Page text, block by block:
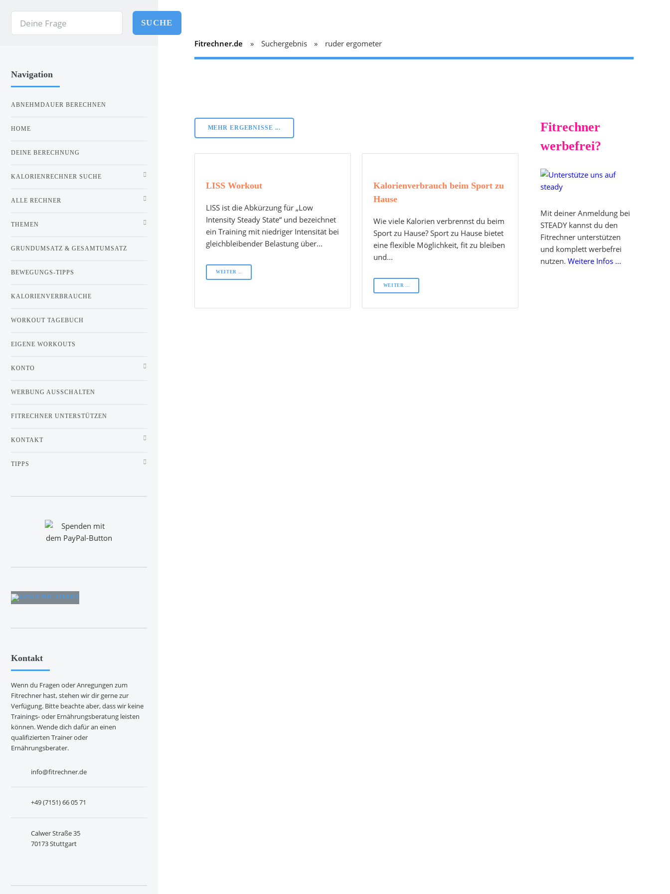
Fitrechner.de Suchergebnis ruder ergometer
MEHR ERGEBNISSE ...
LISS Workout
LISS ist die Abkürzung für „Low
Intensity Steady State“ und bezeichnet
ein Training mit niedriger Intensität bei
gleichbleibender Belastung über...
WEITER ...
Kalorienverbrauch beim Sport zu
Hause
Wie viele Kalorien verbrennst du beim
Sport zu Hause? Sport zu Hause bietet
eine flexible Möglichkeit, fit zu bleiben
und...
WEITER ...
Fitrechner
werbefrei?
Mit deiner Anmeldung bei
STEADY kannst du den
Fitrechner unterstützen
und komplett werbefrei
nutzen. Weitere Infos ...
SUCHE
Navigation
ABNEHMDAUER BERECHNEN
HOME
DEINE BERECHNUNG
KALORIENRECHNER SUCHE
ALLE RECHNER
THEMEN
GRUNDUMSATZ & GESAMTUMSATZ
BEWEGUNGS-TIPPS
KALORIENVERBRAUCHE
WORKOUT TAGEBUCH
EIGENE WORKOUTS
KONTO
WERBUNG AUSSCHALTEN
FITRECHNER UNTERSTÜTZEN
KONTAKT
TIPPS
Kontakt
Wenn du Fragen oder Anregungen zum
Fitrechner hast, stehen wir dir gerne zur
Verfügung. Bitte beachte aber, dass wir keine
Trainings- oder Ernährungsberatung leisten
können. Wende dich dafür an einen
qualifizierten Trainer oder
Ernährungsberater.
info@fitrechner.de
+49 (7151) 66 05 71
Calwer Straße 35
70173 Stuttgart